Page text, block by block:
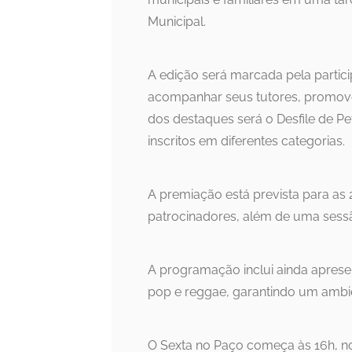
Municipal.
A edição será marcada pela
acompanhar seus tutores,
dos destaques será o Desfile de
inscritos em diferentes categorias.
A premiação está prevista para
patrocinadores, além de uma
A programação inclui ainda
pop e reggae, garantindo um
O Sexta no Paço começa às 16h,